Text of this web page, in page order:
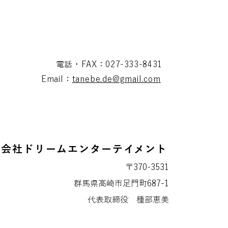
電話・FAX：027-333-8431
Email： tanebe.de@gmail.com
社ドリームエンターテイメント
〒370-3531
群馬県高崎市足門町687-1
代表取締役 種部恵美